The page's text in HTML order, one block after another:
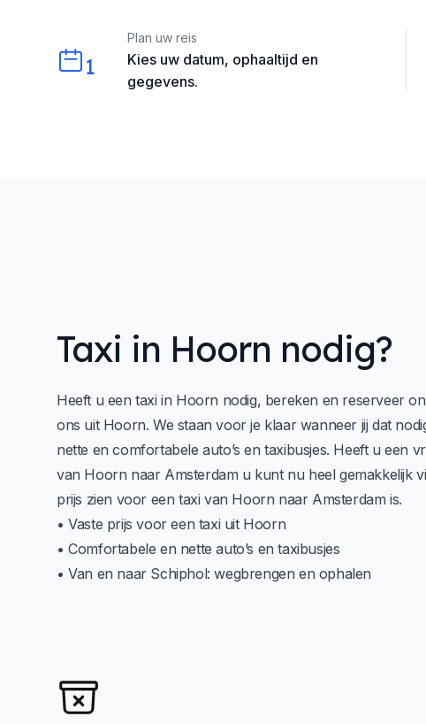
1
Kies uw datum, ophaaltijd en
gegevens.
Plan uw reis
Taxi in Hoorn nodig?
Heeft u een taxi in Hoorn nodig, bereken en reserveer
ons uit Hoorn. We staan voor je klaar wanneer jij dat
nette en comfortabele auto’s en taxibusjes. Heeft u een
van Hoorn naar Amsterdam u kunt nu heel gemakkelijk
prijs zien voor een taxi van Hoorn naar Amsterdam is.
• Vaste prijs voor een taxi uit Hoorn
• Comfortabele en nette auto’s en taxibusjes
• Van en naar Schiphol: wegbrengen en ophalen